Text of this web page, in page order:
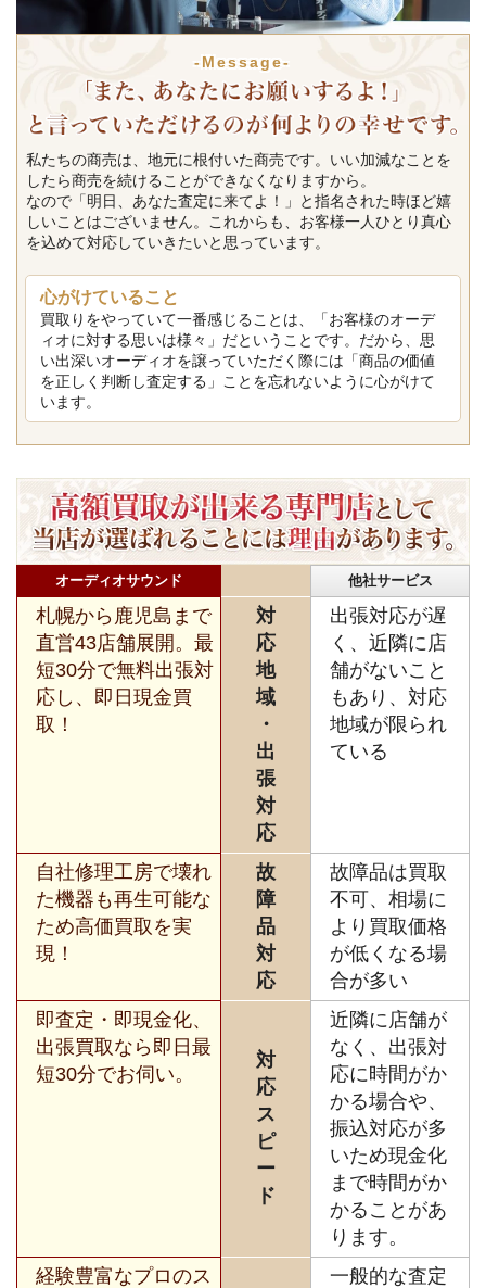
-Message-
私たちの商売は、地元に根付いた商売です。いい加減なことを
したら商売を続けることができなくなりますから。
なので「明日、あなた査定に来てよ！」と指名された時ほど嬉
しいことはございません。これからも、お客様一人ひとり真心
を込めて対応していきたいと思っています。
心がけていること
買取りをやっていて一番感じることは、「お客様のオーデ
ィオに対する思いは様々」だということです。だから、思
い出深いオーディオを譲っていただく際には「商品の価値
を正しく判断し査定する」ことを忘れないように心がけて
います。
オーディオサウンド 他社サービス
札幌から鹿児島まで
直営43店舗展開。最
短30分で無料出張対
応し、即日現金買
取！
対
応
地
域
・
出
張
対
応
出張対応が遅
く、近隣に店
舗がないこと
もあり、対応
地域が限られ
ている
自社修理工房で壊れ
た機器も再生可能な
ため高価買取を実
現！
故
障
品
対
応
故障品は買取
不可、相場に
より買取価格
が低くなる場
合が多い
即査定・即現金化、
出張買取なら即日最
短30分でお伺い。
対
応
ス
ピ
ー
ド
近隣に店舗が
なく、出張対
応に時間がか
かる場合や、
振込対応が多
いため現金化
まで時間がか
かることがあ
ります。
経験豊富なプロのス
一般的な査定